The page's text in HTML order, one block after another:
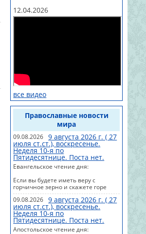
12.04.2026
все видео
Православные новости
мира
09.08.2026 9 августа 2026 г. ( 27
июля ст.ст.), воскресенье.
Неделя 10-я по
Пятидесятнице. Поста нет.
Евангельское чтение дня:
Если вы будете иметь веру с
горчичное зерно и скажете горе
сей: "перейди отсюда туда", и она
перейдет...
#Евангелие #Сегодня #Календарь
09.08.2026 9 августа 2026 г. ( 27
июля ст.ст.), воскресенье.
Неделя 10-я по
Пятидесятнице. Поста нет.
Апостольское чтение дня: